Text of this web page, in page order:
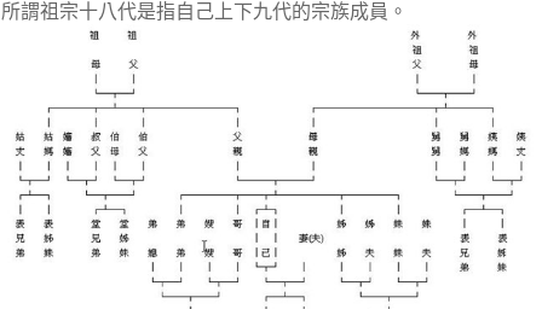
所謂祖宗十八代是指自己上下九代的宗族成員。